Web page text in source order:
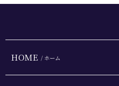
HOME / ホーム